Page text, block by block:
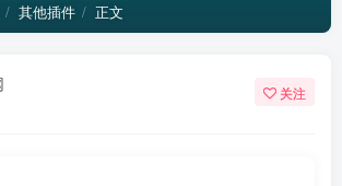
其他插件 正文
关注